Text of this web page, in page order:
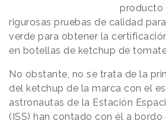
producto
rigurosas pruebas de calidad
verde para obtener la
en botellas de ketchup de
No obstante, no se trata de la
del ketchup de la marca con el
astronautas de la Estación
(ISS) han contado con él a